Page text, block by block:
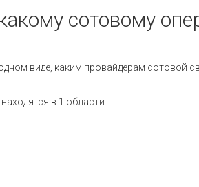
сотовому
виде, каким провайдерам сотовой
в 1 области.